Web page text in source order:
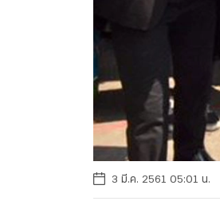
3 มี.ค. 2561 05:01 น.